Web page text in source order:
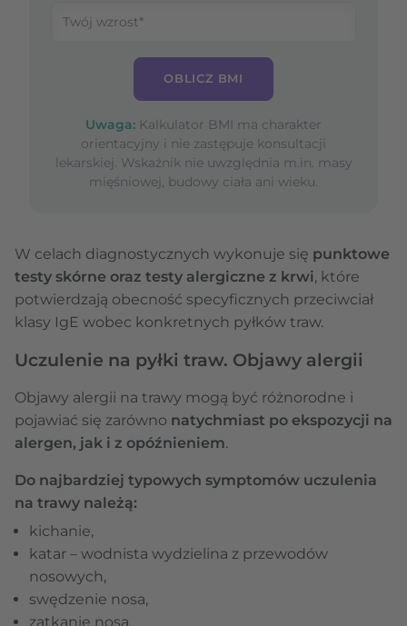
OBLICZ BMI
Uwaga: Kalkulator BMI ma charakter
orientacyjny i nie zastępuje konsultacji
lekarskiej. Wskaźnik nie uwzględnia m.in. masy
mięśniowej, budowy ciała ani wieku.
W celach diagnostycznych wykonuje się punktowe
testy skórne oraz testy alergiczne z krwi, które
potwierdzają obecność specyficznych przeciwciał
klasy IgE wobec konkretnych pyłków traw.
Uczulenie na pyłki traw. Objawy alergii
Objawy alergii na trawy mogą być różnorodne i
pojawiać się zarówno natychmiast po ekspozycji na
alergen, jak i z opóźnieniem.
Do najbardziej typowych symptomów uczulenia
na trawy należą:
kichanie,
katar – wodnista wydzielina z przewodów
nosowych,
swędzenie nosa,
zatkanie nosa,